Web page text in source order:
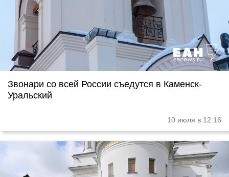
Звонари со всей России съедутся в Каменск-
Уральский
10 июля в 12:16